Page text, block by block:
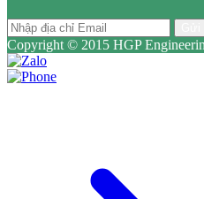
Copyright © 2015 HGP